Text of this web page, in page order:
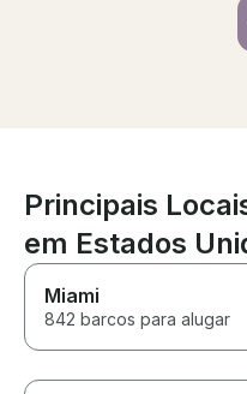
He was reasonably
Principais
em Estados
Miami
842 barcos para alugar